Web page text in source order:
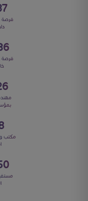
فرصة
فرصة
مكتب